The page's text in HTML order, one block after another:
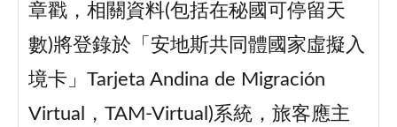
章戳，相關資料(包括在秘國可停留天
數)將登錄於「安地斯共同體國家虛擬入
境卡」Tarjeta Andina de Migración
Virtual，TAM-Virtual)系統，旅客應主